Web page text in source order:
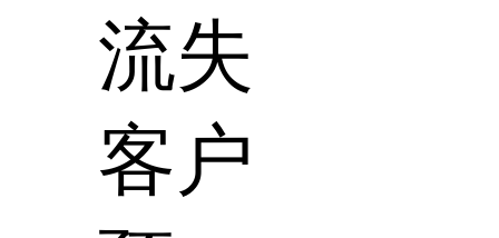
流失
客户